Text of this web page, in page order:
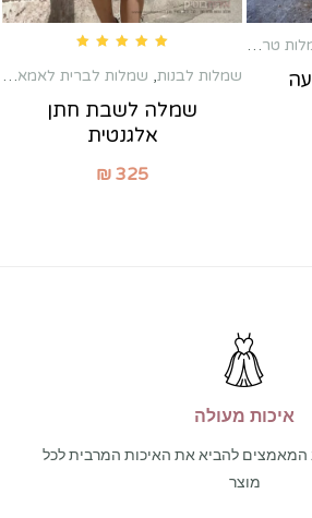
טראש שמלות לברית לאמא, שמלות לשבת
שמלות לבנות, שמלות לברית לאמא,
שמלה לשבת חתן
אלגנטית
₪ 325
איכות מעולה
המאמצים להביא את האיכות המרבית לכל
מוצר